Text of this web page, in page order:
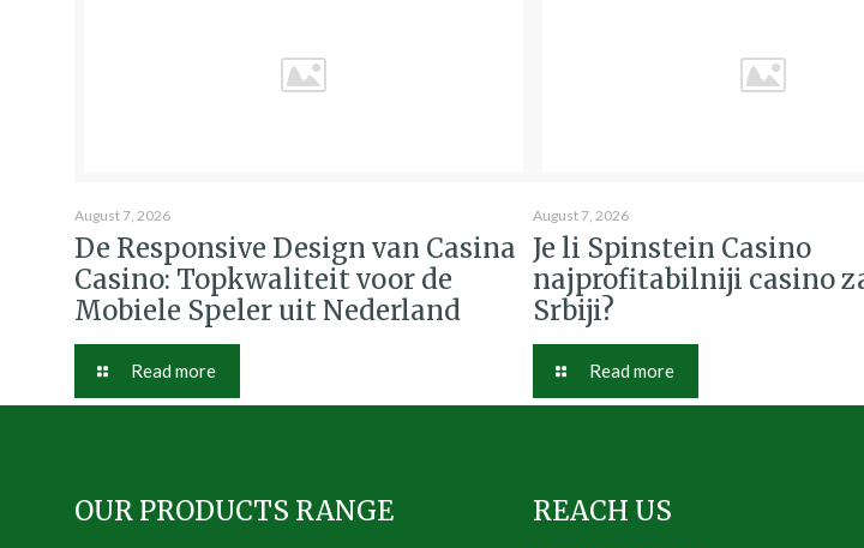
August 7, 2026
De Responsive Design van Casina
Casino: Topkwaliteit voor de
Mobiele Speler uit Nederland
Read more
August 7, 2026
Je li Spinstein Casino
najprofitabilniji casino
Srbiji?
Read more
OUR PRODUCTS RANGE REACH US